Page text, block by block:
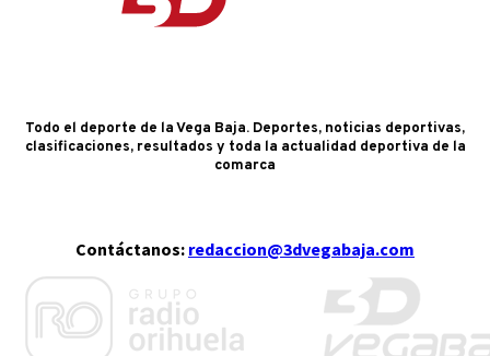
Todo el deporte de la Vega Baja. Deportes, noticias deportivas,
clasificaciones, resultados y toda la actualidad deportiva de la
comarca
Contáctanos: redaccion@3dvegabaja.com